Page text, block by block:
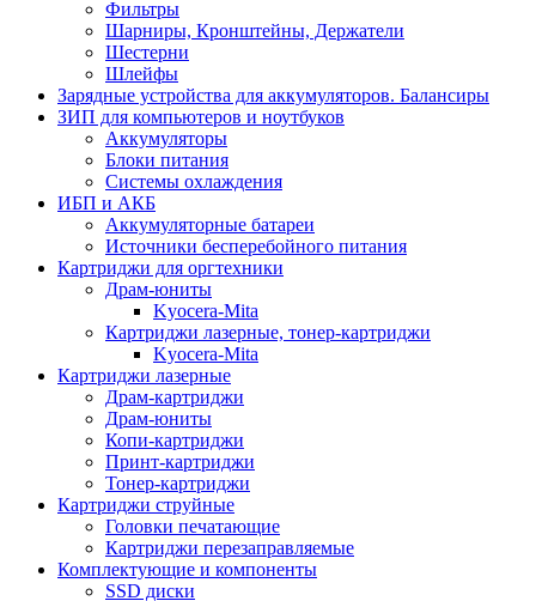
Фильтры
Шарниры, Кронштейны, Держатели
Шестерни
Шлейфы
Зарядные устройства для аккумуляторов. Балансиры
ЗИП для компьютеров и ноутбуков
Аккумуляторы
Блоки питания
Системы охлаждения
ИБП и АКБ
Аккумуляторные батареи
Источники бесперебойного питания
Картриджи для оргтехники
Драм-юниты
Kyocera-Mita
Картриджи лазерные, тонер-картриджи
Kyocera-Mita
Картриджи лазерные
Драм-картриджи
Драм-юниты
Копи-картриджи
Принт-картриджи
Тонер-картриджи
Картриджи струйные
Головки печатающие
Картриджи перезаправляемые
Комплектующие и компоненты
SSD диски